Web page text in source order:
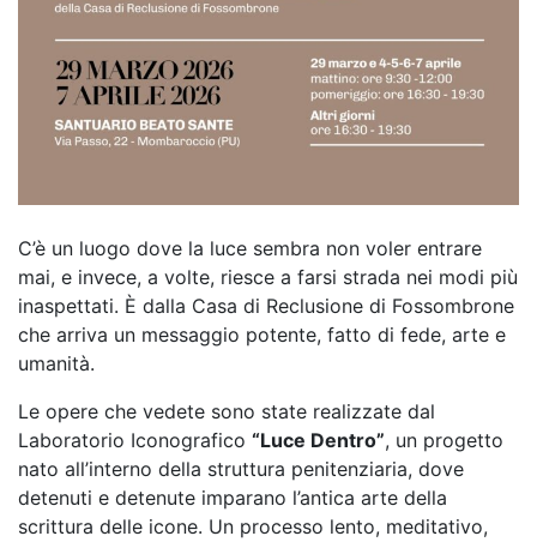
C’è un luogo dove la luce sembra non voler entrare
mai, e invece, a volte, riesce a farsi strada nei modi più
inaspettati. È dalla Casa di Reclusione di Fossombrone
che arriva un messaggio potente, fatto di fede, arte e
umanità.
Le opere che vedete sono state realizzate dal
Laboratorio Iconografico “Luce Dentro”, un progetto
nato all’interno della struttura penitenziaria, dove
detenuti e detenute imparano l’antica arte della
scrittura delle icone. Un processo lento, meditativo,